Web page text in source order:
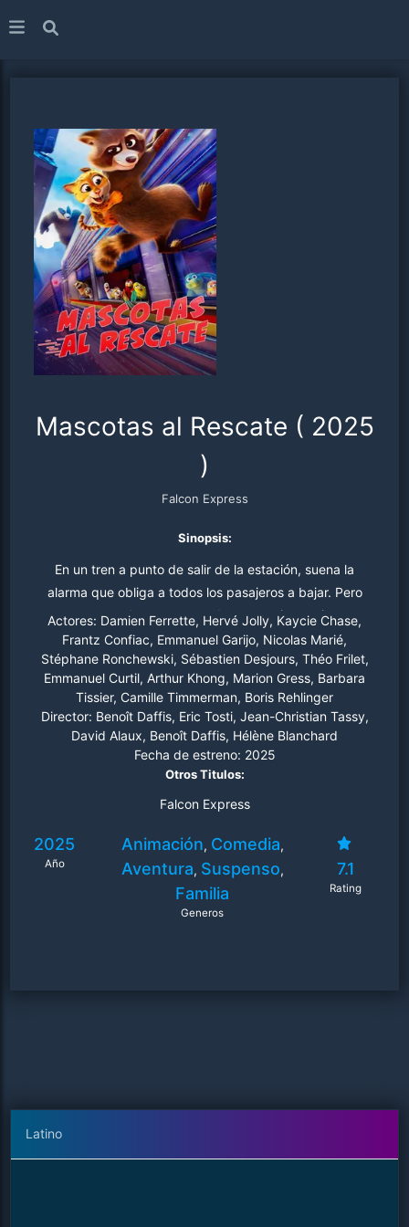
Mascotas al Rescate ( 2025
)
Falcon Express
Sinopsis:
En un tren a punto de salir de la estación, suena la
alarma que obliga a todos los pasajeros a bajar. Pero
entonces el tren arranca de manera imprevista,
llevándose a bordo a los viajeros que no han tenido
tiempo de descender: los animales de compañía.
Asombrados, estos descubren que el tren está bajo el
control de Hans, un tejón manipulador y rencoroso que
busca vengarse de Rex, el perro policía que lo envió a la
cárcel años atrás. Como los servicios de rescate no
logran intervenir en el trayecto montañoso del tren, que
avanza a toda velocidad, los animales de compañía solo
que hará todo lo posible por salvarlos.
Actores: Damien Ferrette, Hervé Jolly, Kaycie Chase,
Frantz Confiac, Emmanuel Garijo, Nicolas Marié,
Stéphane Ronchewski, Sébastien Desjours, Théo Frilet,
Emmanuel Curtil, Arthur Khong, Marion Gress, Barbara
Tissier, Camille Timmerman, Boris Rehlinger
Director: Benoît Daffis, Eric Tosti, Jean-Christian Tassy,
David Alaux, Benoît Daffis, Hélène Blanchard
Fecha de estreno: 2025
Otros Titulos:
Falcon Express
2025
Año
Animación, Comedia,
Aventura, Suspenso,
Familia
Generos
7.1
Rating
Latino